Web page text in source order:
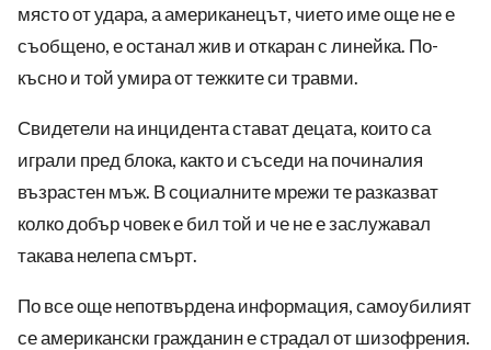
място от удара, а американецът, чието име още не е
съобщено, е останал жив и откаран с линейка. По-
късно и той умира от тежките си травми.
Свидетели на инцидента стават децата, които са
играли пред блока, както и съседи на починалия
възрастен мъж. В социалните мрежи те разказват
колко добър човек е бил той и че не е заслужавал
такава нелепа смърт.
По все още непотвърдена информация, самоубилият
се американски гражданин е страдал от шизофрения.